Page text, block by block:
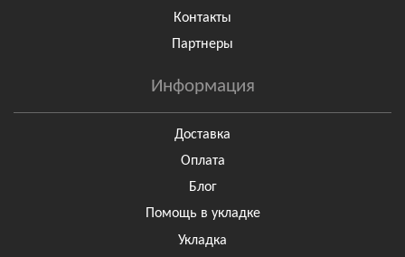
Контакты
Партнеры
Информация
Доставка
Оплата
Блог
Помощь в укладке
Укладка